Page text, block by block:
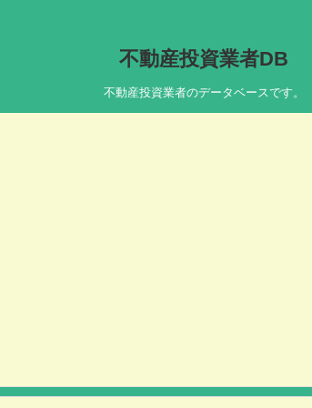
不動産投資業者DB
不動産投資業者のデータベースです。